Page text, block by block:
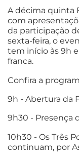
A décima quinta
com
da participação
sexta-feira, o
tem início às 9h
franca.
Confira a
9h - Abertura da
9h30 - Presença
10h30 - Os Três
continuam, por